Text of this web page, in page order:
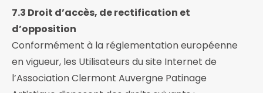
7.3 Droit d’accès, de rectification et
d’opposition
Conformément à la réglementation européenne
en vigueur, les Utilisateurs du site Internet de
l’Association Clermont Auvergne Patinage